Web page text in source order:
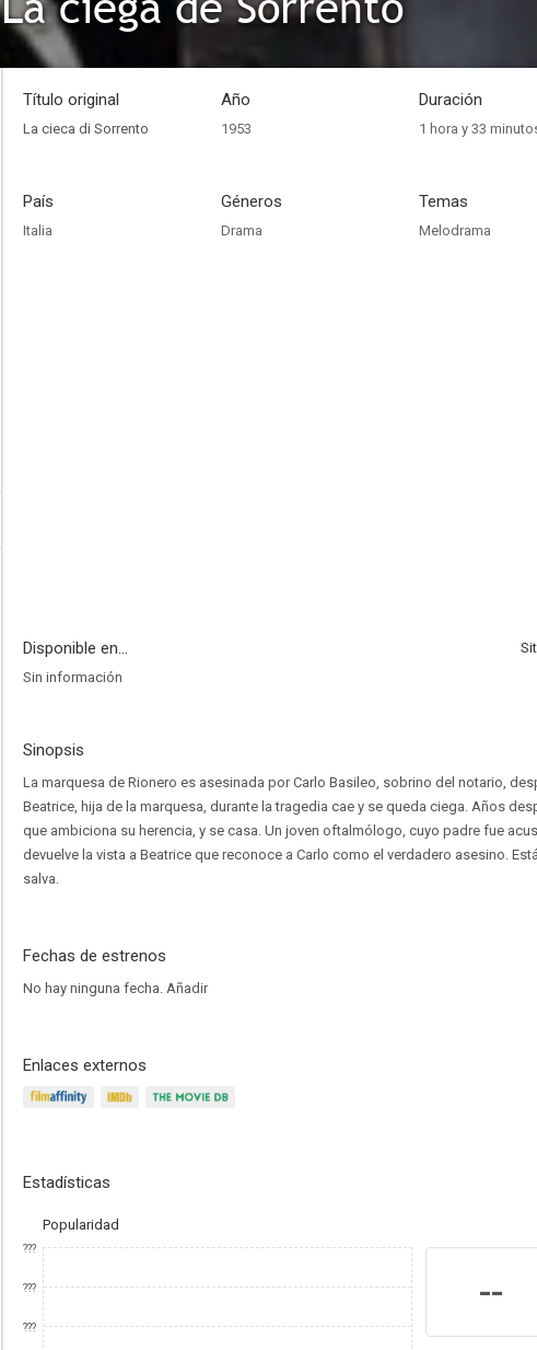
Título original
La cieca di Sorrento
Año
1953
Duración
1 hora y 33
País
Italia
Géneros
Drama
Temas
Melodrama
Disponible en...
Sin información
Sinopsis
La marquesa de Rionero es asesinada por Carlo Basileo, sobrino del notario,
Beatrice, hija de la marquesa, durante la tragedia cae y se queda ciega. Años
que ambiciona su herencia, y se casa. Un joven oftalmólogo, cuyo padre fue
devuelve la vista a Beatrice que reconoce a Carlo como el verdadero asesino.
salva.
Fechas de estrenos
No hay ninguna fecha. Añadir
Enlaces externos
Estadísticas
Popularidad
???
???
???
--